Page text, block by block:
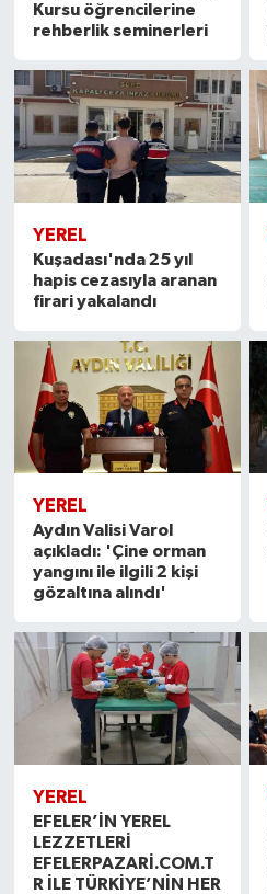
Kursu öğrencilerine
rehberlik seminerleri
YEREL
Kuşadası'nda 25 yıl
hapis cezasıyla aranan
firari yakalandı
YEREL
Aydın Valisi Varol
açıkladı: 'Çine orman
yangını ile ilgili 2 kişi
gözaltına alındı'
YEREL
EFELER’İN YEREL
LEZZETLERİ
EFELERPAZARİ.COM.T
R İLE TÜRKİYE’NİN HER